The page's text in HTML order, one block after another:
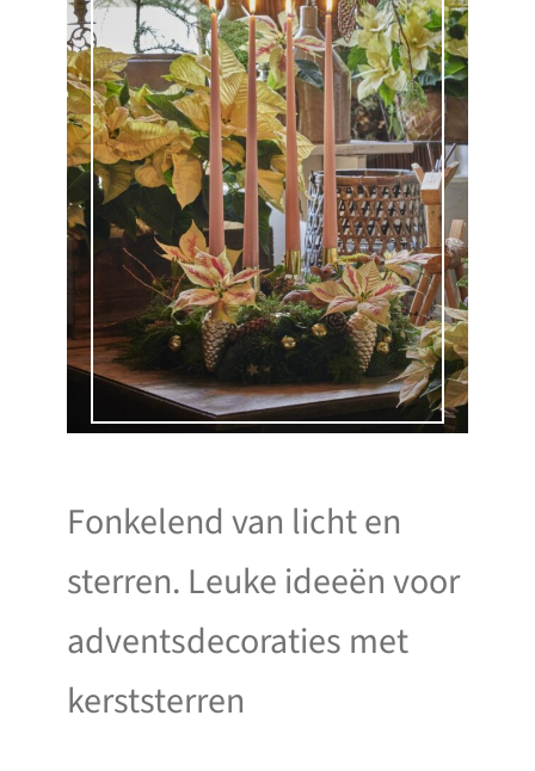
Fonkelend van licht en
sterren. Leuke ideeën voor
adventsdecoraties met
kerststerren